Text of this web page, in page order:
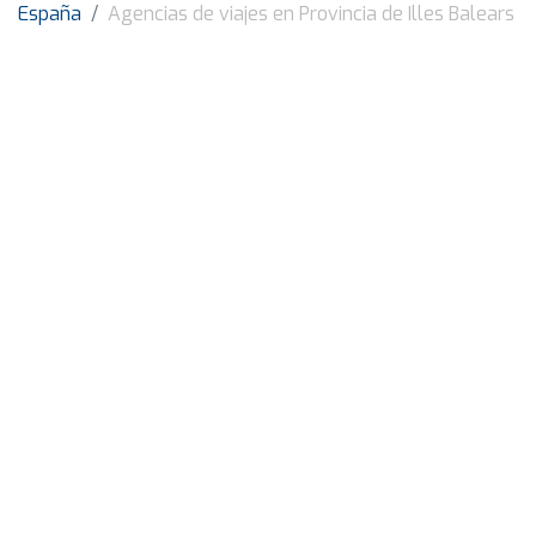
España Agencias de viajes en Provincia de Illes Balears